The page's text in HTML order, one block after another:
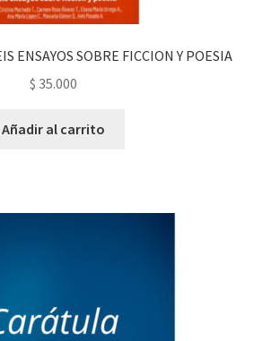
ENSAYOS SOBRE FICCION Y POESIA
$ 35.000
Añadir al carrito